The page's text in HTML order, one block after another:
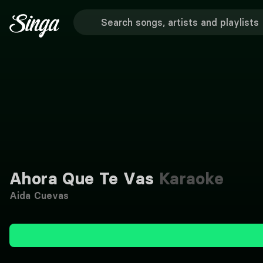
Ahora Que Te Vas Karaoke
Aida Cuevas